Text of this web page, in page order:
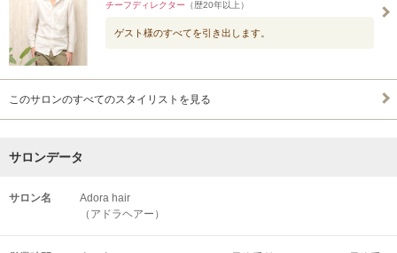
チーフディレクター （歴20年以上）
ゲスト様のすべてを引き出します。
このサロンのすべてのスタイリストを見る
サロンデータ
サロン名
Adora hair
（アドラヘアー）